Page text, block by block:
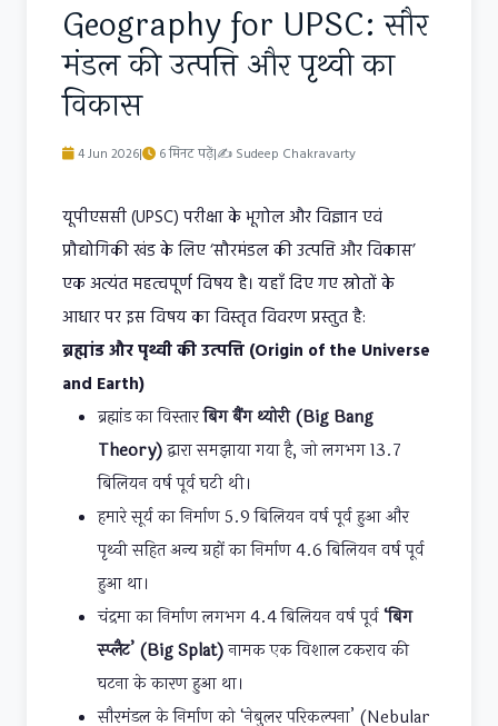
Geography for UPSC: सौर
मंडल की उत्पत्ति और पृथ्वी का
विकास
4 Jun 2026| 6 मिनट पढ़ें|✍ Sudeep Chakravarty
यूपीएससी (UPSC) परीक्षा के भूगोल और विज्ञान एवं
प्रौद्योगिकी खंड के लिए ‘सौरमंडल की उत्पत्ति और विकास’
एक अत्यंत महत्वपूर्ण विषय है। यहाँ दिए गए स्रोतों के
आधार पर इस विषय का विस्तृत विवरण प्रस्तुत है:
ब्रह्मांड और पृथ्वी की उत्पत्ति (Origin of the Universe
and Earth)
ब्रह्मांड का विस्तारबिग बैंग थ्योरी (Big Bang
Theory)द्वारा समझाया गया है, जो लगभग 13.7
बिलियन वर्ष पूर्व घटी थी।
हमारे सूर्य का निर्माण 5.9 बिलियन वर्ष पूर्व हुआ और
पृथ्वी सहित अन्य ग्रहों का निर्माण 4.6 बिलियन वर्ष पूर्व
हुआ था।
चंद्रमा का निर्माण लगभग 4.4 बिलियन वर्ष पूर्व‘बिग
स्प्लैट’ (Big Splat)नामक एक विशाल टकराव की
घटना के कारण हुआ था।
सौरमंडल के निर्माण को ‘नेबुलर परिकल्पना’ (Nebular